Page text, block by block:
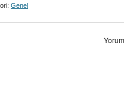
Genel